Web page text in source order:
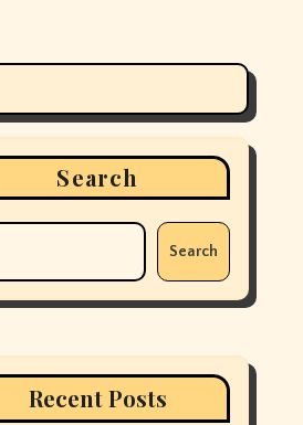
Search
Search
Recent Posts